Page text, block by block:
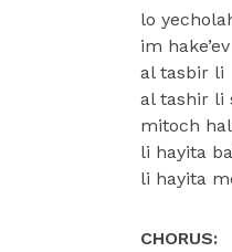
lo
im hake’ev
al tasbir li
al tashir li
mitoch
li hayita
li hayita
CHORUS: